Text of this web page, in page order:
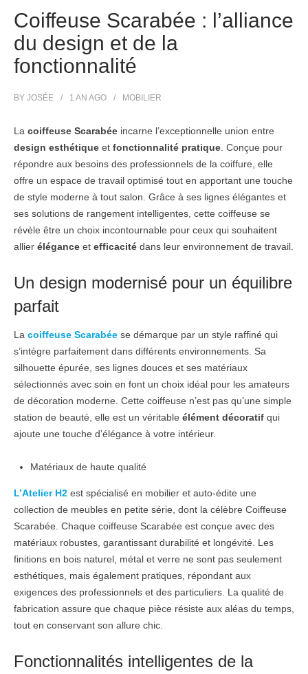
Coiffeuse Scarabée : l’alliance
du design et de la
fonctionnalité
BY JOSÉE 1 AN AGO MOBILIER
La coiffeuse Scarabée incarne l’exceptionnelle union entre
design esthétique et fonctionnalité pratique . Conçue pour
répondre aux besoins des professionnels de la coiffure, elle
offre un espace de travail optimisé tout en apportant une touche
de style moderne à tout salon. Grâce à ses lignes élégantes et
ses solutions de rangement intelligentes, cette coiffeuse se
révèle être un choix incontournable pour ceux qui souhaitent
allier élégance et efficacité dans leur environnement de travail.
Un design modernisé pour un équilibre
parfait
La coiffeuse Scarabée se démarque par un style raffiné qui
s’intègre parfaitement dans différents environnements. Sa
silhouette épurée, ses lignes douces et ses matériaux
sélectionnés avec soin en font un choix idéal pour les amateurs
de décoration moderne. Cette coiffeuse n’est pas qu’une simple
station de beauté, elle est un véritable élément décoratif qui
ajoute une touche d’élégance à votre intérieur.
Matériaux de haute qualité
L’Atelier H2 est spécialisé en mobilier et auto-édite une
collection de meubles en petite série, dont la célèbre Coiffeuse
Scarabée. Chaque coiffeuse Scarabée est conçue avec des
matériaux robustes, garantissant durabilité et longévité. Les
finitions en bois naturel, métal et verre ne sont pas seulement
esthétiques, mais également pratiques, répondant aux
exigences des professionnels et des particuliers. La qualité de
fabrication assure que chaque pièce résiste aux aléas du temps,
tout en conservant son allure chic.
Fonctionnalités intelligentes de la